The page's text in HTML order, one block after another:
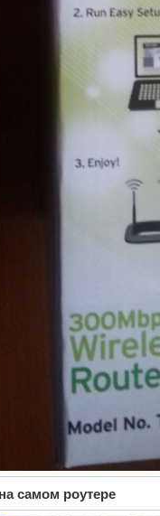
самом роутере